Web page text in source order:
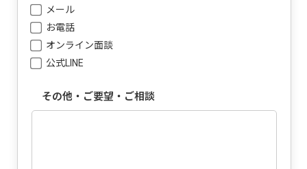
メール
お電話
オンライン面談
公式LINE
その他・ご要望・ご相談